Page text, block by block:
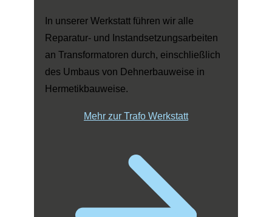
In unserer Werkstatt führen wir alle
Reparatur- und Instandsetzungsarbeiten
an Transformatoren durch, einschließlich
des Umbaus von Dehnerbauweise in
Hermetikbauweise.
Mehr zur Trafo Werkstatt